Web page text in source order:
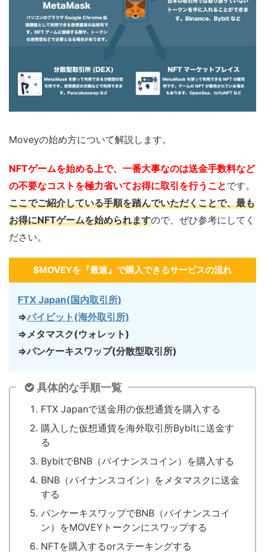
Moveyの始め方について解説します。
NFTゲームを始める上で、一番大事なのは送金手数料など
の不要なコストを極力省いてお得に取引を行うことです。
ここでご紹介している手順を踏んでいただくことで、最も
お得にNFTゲームを始められますので、ぜひ参考にしてく
ださい。
$MOVEYを『最速』で購入できるサービスの流れ
FTX Japan(国内取引所)
⇒バイビット(海外取引所)
⇒メタマスク(ウォレット)
⇒パンケーキスワップ(分散型取引所)
具体的な手順一覧
FTX Japanで送金用の仮想通貨を購入する
購入した仮想通貨を海外取引所Bybitに送金す
る
BybitでBNB（バイナンスコイン）を購入する
BNB（バイナンスコイン）をメタマスクに送金
する
パンケーキスワップでBNB（バイナンスコイ
ン）をMOVEYトークンにスワップする
NFTを購入するorステーキングする